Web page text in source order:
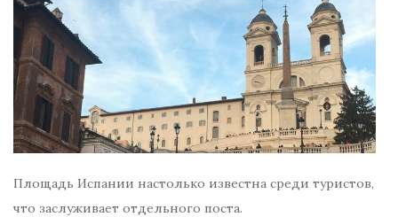
Площадь Испании настолько известна среди туристов,
что заслуживает отдельного поста.